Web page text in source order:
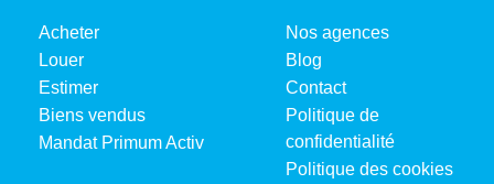
Acheter
Louer
Estimer
Biens vendus
Mandat Primum Activ
Nos agences
Blog
Contact
Politique de
confidentialité
Politique des cookies